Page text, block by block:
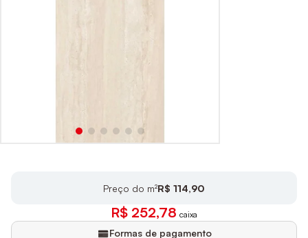
R$ 252,78 caixa
Preço do m²R$ 114,90
Formas de pagamento